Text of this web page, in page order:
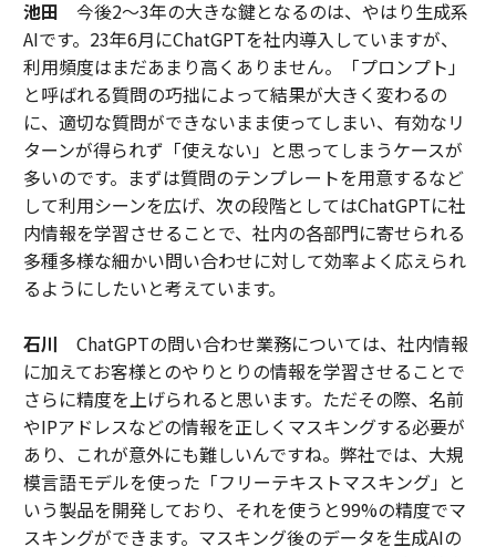
池田 今後2～3年の大きな鍵となるのは、やはり生成系
AIです。23年6月にChatGPTを社内導入していますが、
利用頻度はまだあまり高くありません。「プロンプト」
と呼ばれる質問の巧拙によって結果が大きく変わるの
に、適切な質問ができないまま使ってしまい、有効なリ
ターンが得られず「使えない」と思ってしまうケースが
多いのです。まずは質問のテンプレートを用意するなど
して利用シーンを広げ、次の段階としてはChatGPTに社
内情報を学習させることで、社内の各部門に寄せられる
多種多様な細かい問い合わせに対して効率よく応えられ
るようにしたいと考えています。
石川 ChatGPTの問い合わせ業務については、社内情報
に加えてお客様とのやりとりの情報を学習させることで
さらに精度を上げられると思います。ただその際、名前
やIPアドレスなどの情報を正しくマスキングする必要が
あり、これが意外にも難しいんですね。弊社では、大規
模言語モデルを使った「フリーテキストマスキング」と
いう製品を開発しており、それを使うと99%の精度でマ
スキングができます。マスキング後のデータを生成AIの